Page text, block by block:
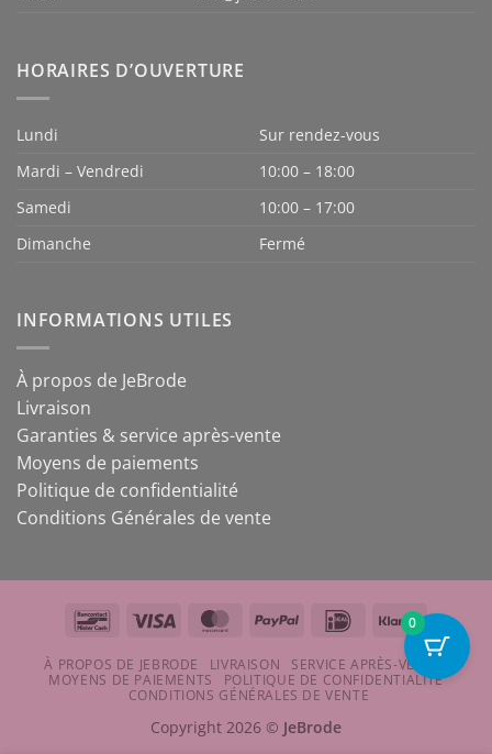
HORAIRES D’OUVERTURE
Lundi
Sur rendez-vous
Mardi – Vendredi
10:00 – 18:00
Samedi
10:00 – 17:00
Dimanche
Fermé
INFORMATIONS UTILES
À propos de JeBrode
Livraison
Garanties & service après-vente
Moyens de paiements
Politique de confidentialité
Conditions Générales de vente
BancontactVisa MasterCardPayPal IDeal Klarna
À PROPOS DE JEBRODE LIVRAISON
SERVICE APRÈS-VENTE
MOYENS DE PAIEMENTS
POLITIQUE DE CONFIDENTIALITÉ
CONDITIONS GÉNÉRALES DE VENTE
Copyright 2026 © JeBrode
0